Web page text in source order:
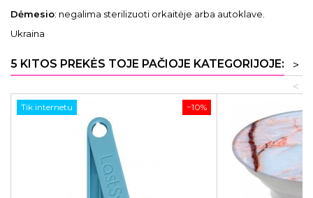
Dėmesio: negalima sterilizuoti orkaitėje arba autoklave.
Ukraina
5 KITOS PREKĖS TOJE PAČIOJE KATEGORIJOJE:
>
<
−10%
Tik internetu